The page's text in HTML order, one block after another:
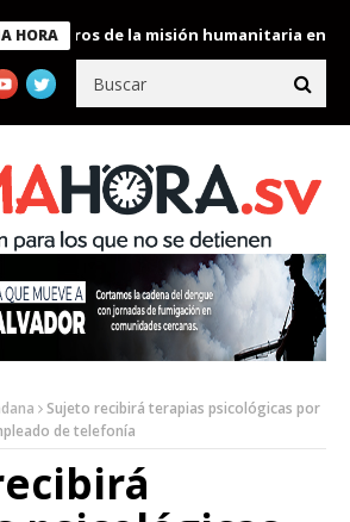
HORA de la misión humanitaria enviada a
Sujeto recibirá terapias psicológicas por
de telefonía